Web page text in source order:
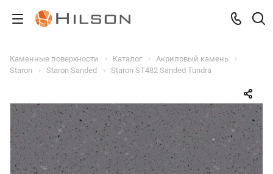
Каменные поверхности Каталог
Акриловый камень
Staron
Staron Sanded Staron ST482 Sanded Tundra